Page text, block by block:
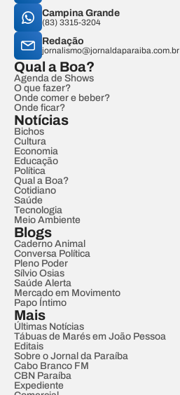
Campina Grande
(83) 3315-3204
Redação
jornalismo@jornaldaparaiba.com.br
Qual a Boa?
Agenda de Shows
O que fazer?
Onde comer e beber?
Onde ficar?
Notícias
Bichos
Cultura
Economia
Educação
Política
Qual a Boa?
Cotidiano
Saúde
Tecnologia
Meio Ambiente
Blogs
Caderno Animal
Conversa Política
Pleno Poder
Sílvio Osias
Saúde Alerta
Mercado em Movimento
Papo Íntimo
Mais
Últimas Notícias
Tábuas de Marés em João Pessoa
Editais
Sobre o Jornal da Paraíba
Cabo Branco FM
CBN Paraíba
Expediente